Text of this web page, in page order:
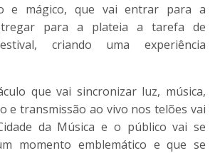
e mágico, que vai entrar para a
para a plateia a tarefa de
criando uma experiência
que vai sincronizar luz, música,
e transmissão ao vivo nos telões vai
da Música e o público vai se
momento emblemático e que se